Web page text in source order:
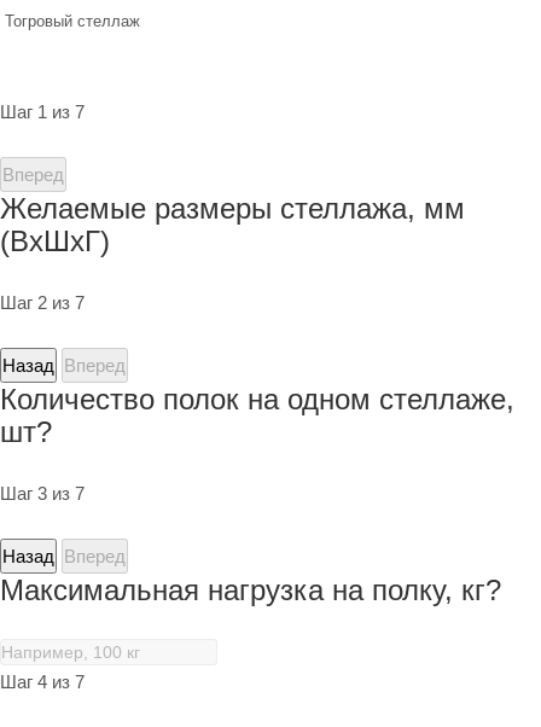
Тогровый стеллаж
Шаг 1 из 7
Вперед
Желаемые размеры стеллажа, мм
(ВхШхГ)
Шаг 2 из 7
Назад Вперед
Количество полок на одном стеллаже,
шт?
Шаг 3 из 7
Назад Вперед
Максимальная нагрузка на полку, кг?
Шаг 4 из 7